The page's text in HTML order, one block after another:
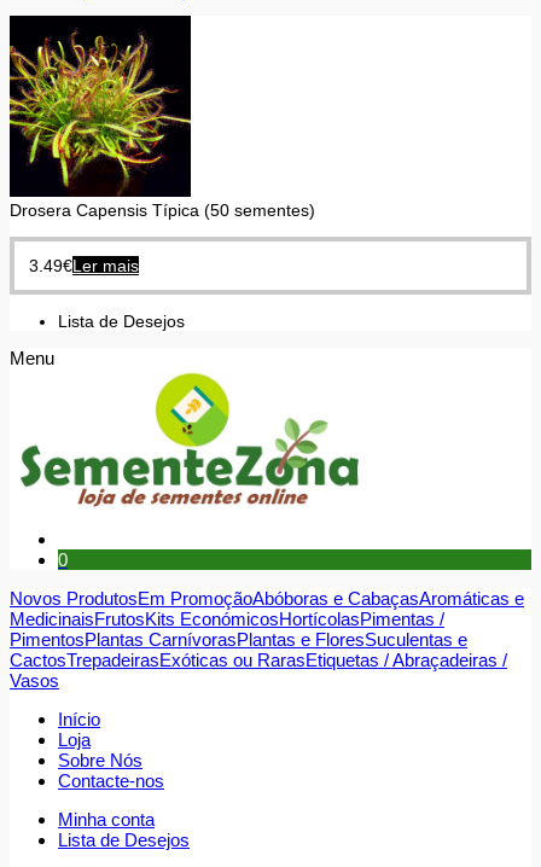
Drosera Capensis Típica (50 sementes)
3.49€Ler mais
Lista de Desejos
Menu
0
Novos ProdutosEm PromoçãoAbóboras e CabaçasAromáticas e
MedicinaisFrutosKits EconómicosHortícolasPimentas /
PimentosPlantas CarnívorasPlantas e FloresSuculentas e
CactosTrepadeirasExóticas ou RarasEtiquetas / Abraçadeiras /
Vasos
Início
Loja
Sobre Nós
Contacte-nos
Minha conta
Lista de Desejos